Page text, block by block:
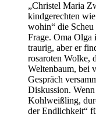
„Christel Maria
kindgerechten
wohin“ die
Frage. Oma Olga
traurig, aber er
rosaroten Wolke,
Weltenbaum, bei
Gespräch
Diskussion.
Kohlweißling,
der Endlichkeit“